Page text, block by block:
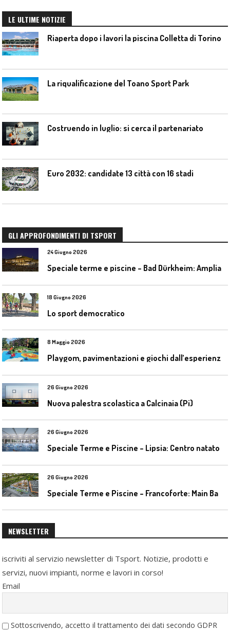
LE ULTIME NOTIZIE
Riaperta dopo i lavori la piscina Colletta di Torino
La riqualificazione del Toano Sport Park
Costruendo in luglio: si cerca il partenariato
Euro 2032: candidate 13 città con 16 stadi
GLI APPROFONDIMENTI DI TSPORT
24 Giugno 2026
18 Giugno 2026
Lo sport democratico
8 Maggio 2026
26 Giugno 2026
Nuova palestra scolastica a Calcinaia (Pi)
26 Giugno 2026
26 Giugno 2026
NEWSLETTER
iscriviti al servizio newsletter di Tsport. Notizie, prodotti e
servizi, nuovi impianti, norme e lavori in corso!
Email
Sottoscrivendo, accetto il trattamento dei dati secondo GDPR